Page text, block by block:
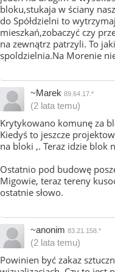
bloku,stukaja w ściany
do Spółdzielni to
mieszkań,zobaczyć czy
na zewnątrz patrzyli. To
spoldzielnia.Na Morenie
~Marek 89.64.17.*
(2 lata temu)
Krytykowano komunę za
Kiedyś to jeszcze
na bloki ,. Teraz idzie blok
Ostatnio pod budowę
Migowie, teraz tereny
ostatnie słowo.
~anonim 83.21.158.*
(2 lata temu)
Powinien być zakaz